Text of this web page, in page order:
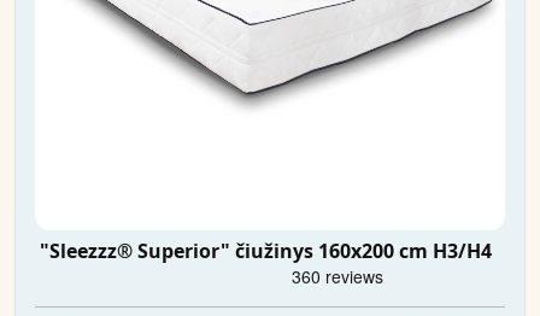
"Sleezzz® Superior" čiužinys 160x200 cm H3/H4